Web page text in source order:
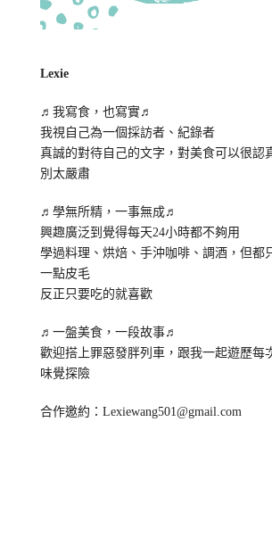
Lexie
♬我寫食，也寫實♬
我視自己為一個採訪者、紀錄者
真誠的對待自己的文字，對美食可以很認
別太嚴肅
♬學無所精，一事無成♬
興趣廣泛到覺得每天24小時都不夠用
學過料理、烘焙、手沖咖啡、調酒，但都
一點皮毛
反正只要吃的就喜歡
♬一盤美食，一段故事♬
歡迎搭上罪惡發胖列車，跟我一起遊歷每
味覺探險
合作邀約：Lexiewang501@gmail.com